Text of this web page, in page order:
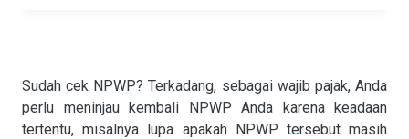
Sudah cek NPWP? Terkadang, sebagai wajib pajak, Anda
perlu meninjau kembali NPWP Anda karena keadaan
tertentu, misalnya lupa apakah NPWP tersebut masih